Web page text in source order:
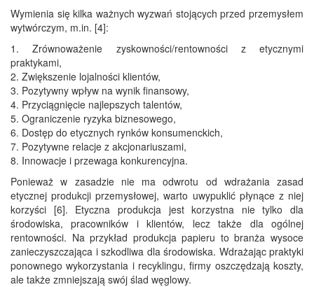
Wymienia się kilka ważnych wyzwań stojących przed przemysłem
wytwórczym, m.in. [4]:
1. Zrównoważenie zyskowności/rentowności z etycznymi
praktykami,
2. Zwiększenie lojalności klientów,
3. Pozytywny wpływ na wynik finansowy,
4. Przyciągnięcie najlepszych talentów,
5. Ograniczenie ryzyka biznesowego,
6. Dostęp do etycznych rynków konsumenckich,
7. Pozytywne relacje z akcjonariuszami,
8. Innowacje i przewaga konkurencyjna.
Ponieważ w zasadzie nie ma odwrotu od wdrażania zasad
etycznej produkcji przemysłowej, warto uwypuklić płynące z niej
korzyści [6]. Etyczna produkcja jest korzystna nie tylko dla
środowiska, pracowników i klientów, lecz także dla ogólnej
rentowności. Na przykład produkcja papieru to branża wysoce
zanieczyszczająca i szkodliwa dla środowiska. Wdrażając praktyki
ponownego wykorzystania i recyklingu, firmy oszczędzają koszty,
ale także zmniejszają swój ślad węglowy.